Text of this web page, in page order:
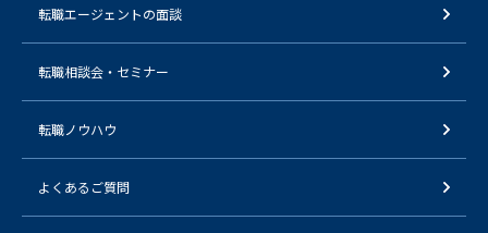
転職エージェントの面談
転職相談会・セミナー
転職ノウハウ
よくあるご質問